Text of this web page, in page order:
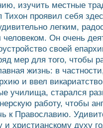
изучить местные
Тихон проявил себя
легким,
Он очень
своей
мер для того, чтобы
жизнь: в
и ввел
училища, старался
работу, чтобы
к Православию.
и христианскому духу